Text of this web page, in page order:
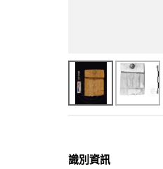
識別資訊